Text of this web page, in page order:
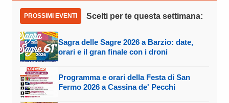
PROSSIMI EVENTI Scelti per te questa settimana:
Sagra delle Sagre 2026 a Barzio: date,
orari e il gran finale con i droni
Programma e orari della Festa di San
Fermo 2026 a Cassina de' Pecchi